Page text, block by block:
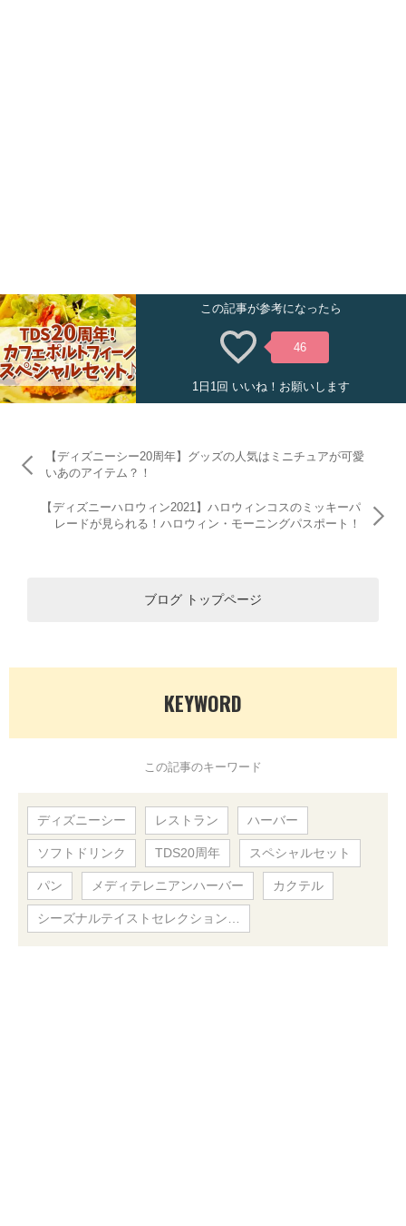
この記事が参考になったら
46
1日1回 いいね！お願いします
【ディズニーシー20周年】グッズの人気はミニチュアが可愛
いあのアイテム？！
【ディズニーハロウィン2021】ハロウィンコスのミッキーパ
レードが見られる！ハロウィン・モーニングパスポート！
ブログ トップページ
KEYWORD
この記事のキーワード
ディズニーシー レストラン ハーバー
ソフトドリンク TDS20周年 スペシャルセット
パン メディテレニアンハーバー カクテル
シーズナルテイストセレクション…